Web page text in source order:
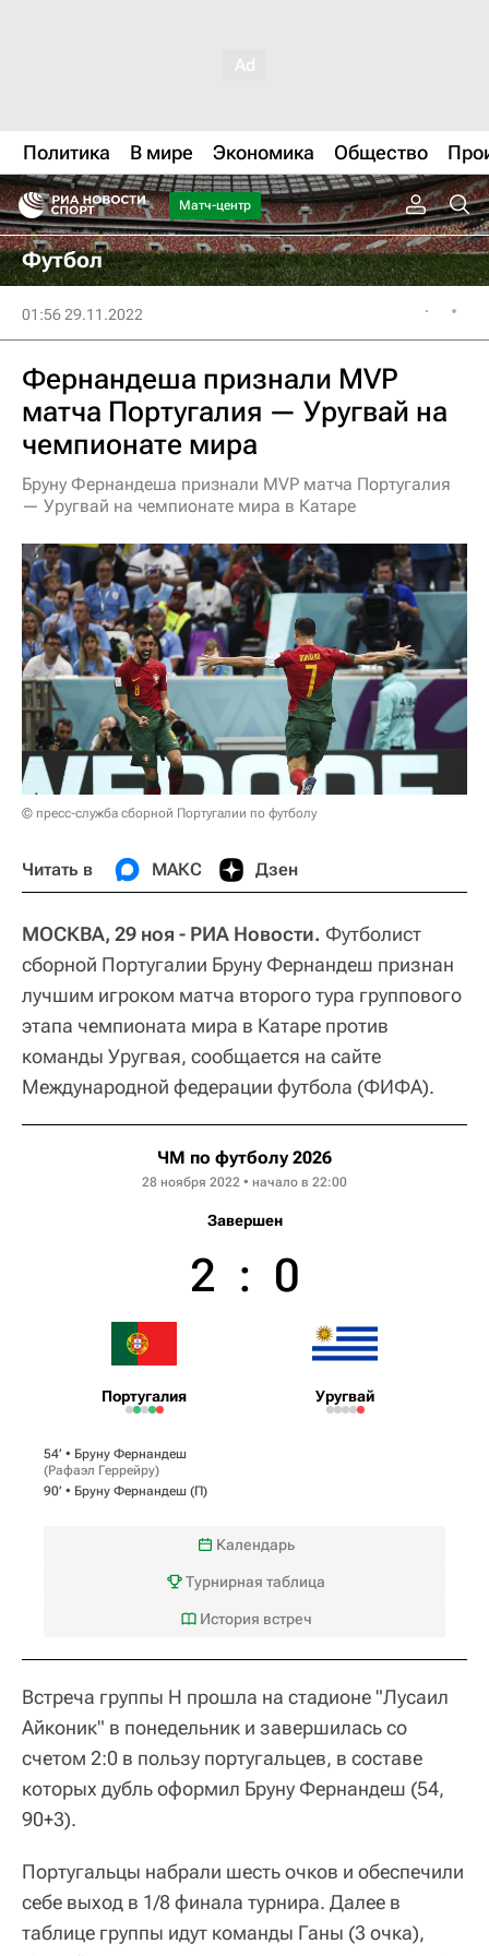
Политика В мире Экономика Общество
Матч-центр
Футбол
01:56 29.11.2022
Фернандеша признали MVP
матча Португалия — Уругвай на
чемпионате мира
Бруну Фернандеша признали MVP матча Португалия
— Уругвай на чемпионате мира в Катаре
© пресс-служба сборной Португалии по футболу
Читать в МАКС Дзен
МОСКВА, 29 ноя - РИА Новости. Футболист
сборной Португалии Бруну Фернандеш признан
лучшим игроком матча второго тура группового
этапа чемпионата мира в Катаре против
команды Уругвая, сообщается на сайте
Международной федерации футбола (ФИФА).
ЧМ по футболу 2026
28 ноября 2022 • начало в 22:00
Завершен
Португалия
2 : 0
Уругвай
54‎’‎ • Бруну Фернандеш
(Рафаэл Геррейру)
90‎’‎ • Бруну Фернандеш (П)
Календарь
Турнирная таблица
История встреч
Встреча группы H прошла на стадионе "Лусаил
Айконик" в понедельник и завершилась со
счетом 2:0 в пользу португальцев, в составе
которых дубль оформил Бруну Фернандеш (54,
90+3).
Португальцы набрали шесть очков и обеспечили
себе выход в 1/8 финала турнира. Далее в
таблице группы идут команды Ганы (3 очка),